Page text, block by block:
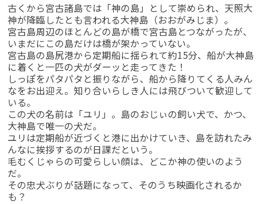
古くから宮古諸島では「神の島」として崇められ、天照大
神が降臨したとも言われる大神島（おおがみじま）。
宮古島周辺のほとんどの島が橋で宮古島とつながったが、
いまだにこの島だけは橋が架かっていない。
宮古島の島尻港から定期船に揺られて約15分、船が大神島
に着くと一匹の犬がダーッと走ってきた！
しっぽをパタパタと振りながら、船から降りてくる人みん
なをお出迎え。知り合いらしき人には飛びついて歓迎して
いる。
この犬の名前は「ユリ」。島のおじぃの飼い犬で、かつ、
大神島で唯一の犬だ。
ユリは定期船が近づくと港に出かけていき、島を訪れたみ
んなに挨拶するのが日課だという。
毛むくじゃらの可愛らしい顔は、どこか神の使いのよう
だ。
その忠犬ぶりが話題になって、そのうち映画化されるか
も？